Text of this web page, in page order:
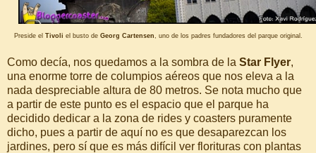
Preside el Tivoli el busto de Georg Cartensen , uno de los padres fundadores del parque original.
Como decía, nos quedamos a la sombra de la Star Flyer,
una enorme torre de columpios aéreos que nos eleva a la
nada despreciable altura de 80 metros. Se nota mucho que
a partir de este punto es el espacio que el parque ha
decidido dedicar a la zona de rides y coasters puramente
dicho, pues a partir de aquí no es que desaparezcan los
jardines, pero sí que es más difícil ver florituras con plantas